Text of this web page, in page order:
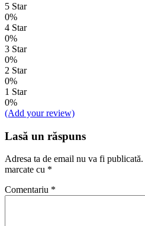
5 Star
0%
4 Star
0%
3 Star
0%
2 Star
0%
1 Star
0%
(Add your review)
Lasă un răspuns
Adresa ta de email nu va fi publicată.
marcate cu *
Comentariu *